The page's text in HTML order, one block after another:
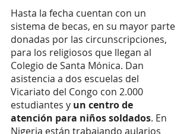
Hasta la fecha cuentan con un
sistema de becas, en su mayor parte
donadas por las circunscripciones,
para los religiosos que llegan al
Colegio de Santa Mónica. Dan
asistencia a dos escuelas del
Vicariato del Congo con 2.000
estudiantes y un centro de
atención para niños soldados. En
Nigeria están trabajando aularios